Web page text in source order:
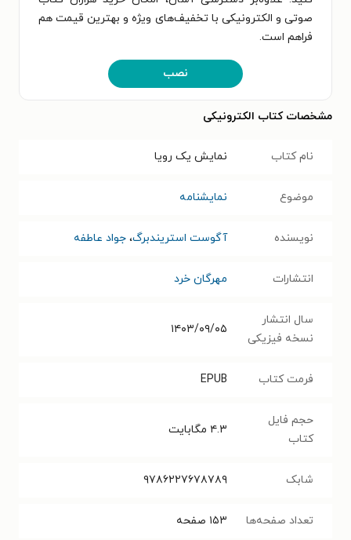
صوتی و الکترونیکی با تخفیف‌های ویژه و بهترین قیمت هم
فراهم است.
نصب
مشخصات کتاب الکترونیکی
نام کتاب نمایش یک رویا
موضوع نمایشنامه
نویسنده آگوست استریندبرگ، جواد عاطفه
انتشارات مهرگان خرد
سال انتشار
نسخه فیزیکی
۱۴۰۳/۰۹/۰۵
فرمت کتاب EPUB
حجم فایل
کتاب
۴.۳ مگابایت
شابک ۹۷۸۶۲۲۷۶۷۸۷۸۹
تعداد صفحه‌ها ۱۵۳ صفحه